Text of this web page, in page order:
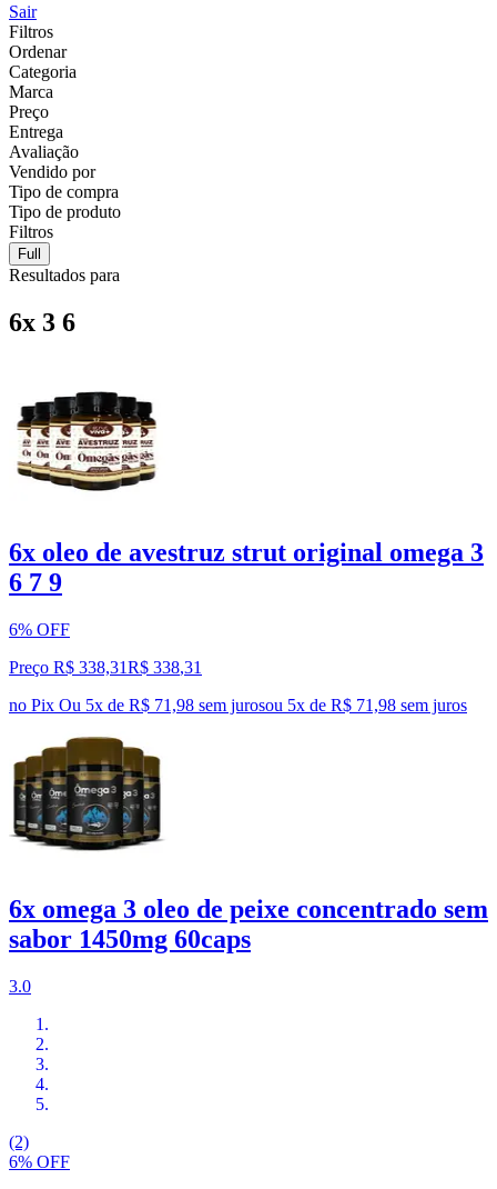
Sair
Filtros
Ordenar
Categoria
Marca
Preço
Entrega
Avaliação
Vendido por
Tipo de compra
Tipo de produto
Filtros
Full
Resultados para
6x 3 6
6x oleo de avestruz strut original omega 3
6 7 9
6% OFF
Preço R$ 338,31R$ 338,31
no Pix Ou 5x de R$ 71,98 sem jurosou 5x de R$ 71,98 sem juros
6x omega 3 oleo de peixe concentrado sem
sabor 1450mg 60caps
3.0
(2)
6% OFF